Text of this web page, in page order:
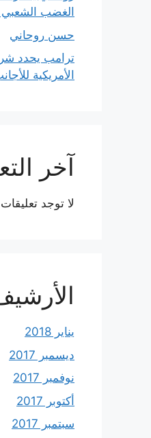
الغضب
حسن روحاني
ترامب يحدد
الأمريكية
آخر
لا توجد
يناير 2018
ديسمبر 2017
نوفمبر 2017
أكتوبر 2017
سبتمبر 2017